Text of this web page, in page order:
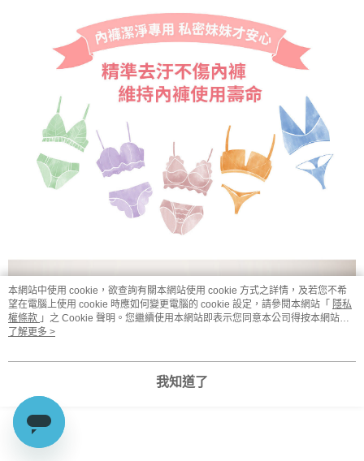
本網站中使用 cookie，欲查詢有關本網站使用 cookie 方式之詳情，及若您不希
望在電腦上使用 cookie 時應如何變更電腦的 cookie 設定，請參閱本網站「 隱私
權條款 」之 Cookie 聲明。您繼續使用本網站即表示您同意本公司得按本網站使
用條款之 Cookie 聲明使用 cookie。
了解更多 >
我知道了